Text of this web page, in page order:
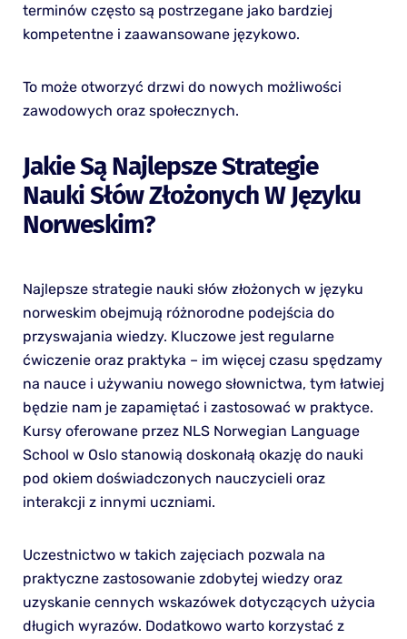
terminów często są postrzegane jako bardziej
kompetentne i zaawansowane językowo.
To może otworzyć drzwi do nowych możliwości
zawodowych oraz społecznych.
Jakie Są Najlepsze Strategie
Nauki Słów Złożonych W Języku
Norweskim?
Najlepsze strategie nauki słów złożonych w języku
norweskim obejmują różnorodne podejścia do
przyswajania wiedzy. Kluczowe jest regularne
ćwiczenie oraz praktyka – im więcej czasu spędzamy
na nauce i używaniu nowego słownictwa, tym łatwiej
będzie nam je zapamiętać i zastosować w praktyce.
Kursy oferowane przez NLS Norwegian Language
School w Oslo stanowią doskonałą okazję do nauki
pod okiem doświadczonych nauczycieli oraz
interakcji z innymi uczniami.
Uczestnictwo w takich zajęciach pozwala na
praktyczne zastosowanie zdobytej wiedzy oraz
uzyskanie cennych wskazówek dotyczących użycia
długich wyrazów. Dodatkowo warto korzystać z